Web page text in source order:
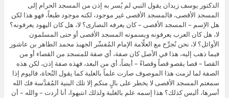
الدكتور يوسف زيدان يقول النبي لم يُسر به إذن من المسجد الحرام إلى
المسجد الأقصى، فالمسجد الأقصى غير موجود، لكنه موجود طبعاً، فهو هذا لكن
هل الإسم – المسجد الأقصى – كان يعرفه النصارى؟ لا، هل كان اليهود يعرفونه؟
لا، هل كان العرب يعرفونه ويسمونه المسجد الأقصى أو حتى المسلمون
الأوائل؟ لا، نحن نُجرِّح مع العلّامة الإمام المُفسِّر الجهبذ محمد الطاهر بن عاشور
فيما ذهب إليه، هذا في الأصل كان صفة، أي صفة للمسجد من القصاء أو من
القصا – قصا يقصو قصاً وقصاءً – أيضاً، أي من البعد، فهذه صفة إذن، لكن هذه
الصفة لما لزمت هذا الموصوف صارت علماً بالغلبة كما يقول النُحاة، فاليوم إذا
سمعتم المسجد الأقصى لا يخطر على بالٍ منكم إلا تلك البنية المُقدَّسة فك الله
أسرها، أليس كذلك؟ هذا إسمه علم بالغلبة ولذلك انتبهوا، أنا أردت – والله – أن